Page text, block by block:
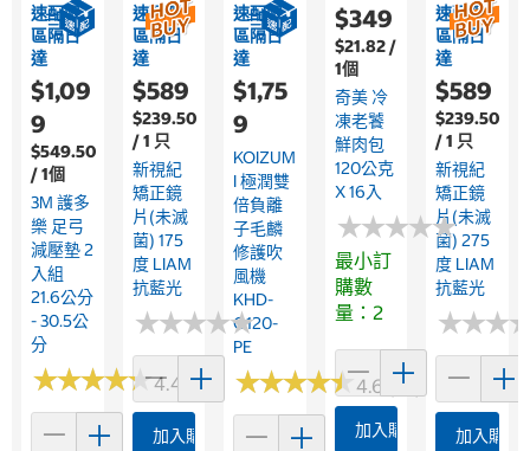
速配限
區隔日
達
$1,09
9
$549.50
/ 1個
3M 護多
樂 足弓
減壓墊 2
入組
21.6公分
- 30.5公
分
★★★★★
★★★★★4.4 (30)
速配限
區隔日
達
$589
$239.50
/ 1 只
新視紀
矯正鏡
片(未滅
菌) 175
度 LIAM
抗藍光
★★★★★
★★★★★
加入購物車
速配限
區隔日
達
$1,75
9
KOIZUM
I 極潤雙
倍負離
子毛麟
修護吹
風機
KHD-
G120-
PE
★★★★★
★★★★★4.6 (25)
$349
$21.82 /
1個
奇美 冷
凍老饕
鮮肉包
120公克
X 16入
★★★★★
★★★★★
最小訂
購數
量：2
加入購物車
速配限
區隔日
達
$589
$239.50
/ 1 只
新視紀
矯正鏡
片(未滅
菌) 275
度 LIAM
抗藍光
★★★
★★★
加入購物